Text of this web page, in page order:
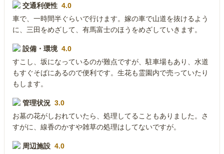
交通利便性 4.0
車で、一時間半ぐらいで行けます。嫁の車で山道を抜けるよう
に、三田をめざして、有馬富士のほうをめざしていきます。
設備・環境 4.0
すこし、坂になっているのが難点ですが、駐車場もあり、水道
もすぐそばにあるので便利です。生花も霊園内で売っていたり
もします。
管理状況 3.0
お墓の花がしおれていたら、処理してることもありました。さ
すがに、線香のかすや雑草の処理はしてないですが。
周辺施設 4.0